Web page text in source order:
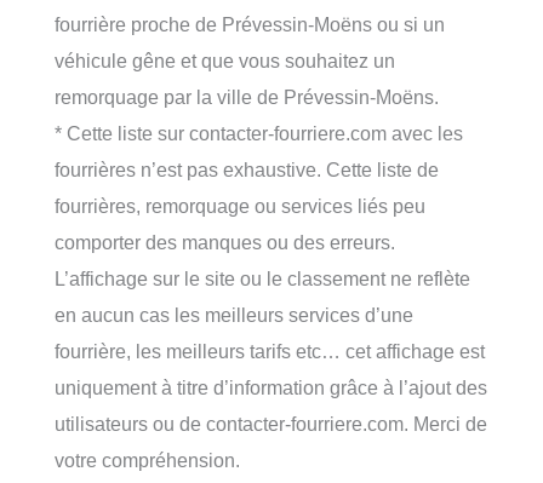
fourrière proche de Prévessin-Moëns ou si un
véhicule gêne et que vous souhaitez un
remorquage par la ville de Prévessin-Moëns.
* Cette liste sur contacter-fourriere.com avec les
fourrières n’est pas exhaustive. Cette liste de
fourrières, remorquage ou services liés peu
comporter des manques ou des erreurs.
L’affichage sur le site ou le classement ne reflète
en aucun cas les meilleurs services d’une
fourrière, les meilleurs tarifs etc… cet affichage est
uniquement à titre d’information grâce à l’ajout des
utilisateurs ou de contacter-fourriere.com. Merci de
votre compréhension.